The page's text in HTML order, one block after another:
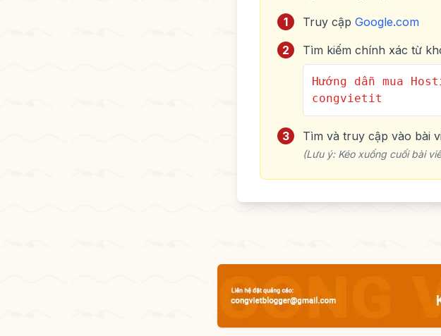
1 Truy cập Google.com
2
Tìm kiếm chính xác từ
Hướng dẫn mua
congvietit
3 Tìm và truy cập vào bài
(Lưu ý: Kéo xuống cuối bài